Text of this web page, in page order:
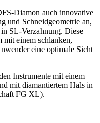
Diamon auch innovative
und Schneidgeometrie an,
SL-Verzahnung. Diese
mit einem schlanken,
eine optimale Sicht
Instrumente mit einem
mit diamantiertem Hals in
FG XL).